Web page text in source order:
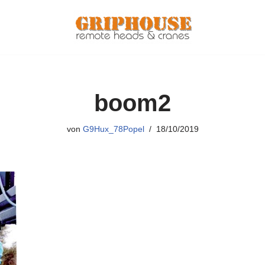
boom2
von G9Hux_78Popel 18/10/2019